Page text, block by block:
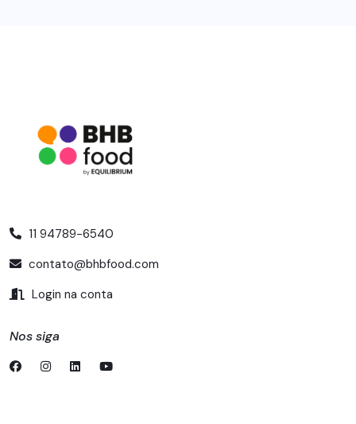
11 94789-6540
contato@bhbfood.com
Login na conta
Nos siga